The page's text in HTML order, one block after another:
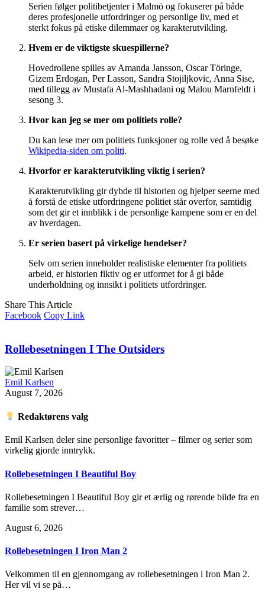
Serien følger politibetjenter i Malmö og fokuserer på både
deres profesjonelle utfordringer og personlige liv, med et
sterkt fokus på etiske dilemmaer og karakterutvikling.
Hvem er de viktigste skuespillerne?
Hovedrollene spilles av Amanda Jansson, Oscar Töringe,
Gizem Erdogan, Per Lasson, Sandra Stojiljkovic, Anna Sise,
med tillegg av Mustafa Al-Mashhadani og Malou Marnfeldt i
sesong 3.
Hvor kan jeg se mer om politiets rolle?
Du kan lese mer om politiets funksjoner og rolle ved å besøke
Wikipedia-siden om politi.
Hvorfor er karakterutvikling viktig i serien?
Karakterutvikling gir dybde til historien og hjelper seerne med
å forstå de etiske utfordringene politiet står overfor, samtidig
som det gir et innblikk i de personlige kampene som er en del
av hverdagen.
Er serien basert på virkelige hendelser?
Selv om serien inneholder realistiske elementer fra politiets
arbeid, er historien fiktiv og er utformet for å gi både
underholdning og innsikt i politiets utfordringer.
Share This Article
Facebook Copy Link
Rollebesetningen I The Outsiders
Emil Karlsen
August 7, 2026
Redaktørens valg
Emil Karlsen deler sine personlige favoritter – filmer og serier som
virkelig gjorde inntrykk.
Rollebesetningen I Beautiful Boy
Rollebesetningen I Beautiful Boy gir et ærlig og rørende bilde fra en
familie som strever…
August 6, 2026
Rollebesetningen I Iron Man 2
Velkommen til en gjennomgang av rollebesetningen i Iron Man 2.
Her vil vi se på…